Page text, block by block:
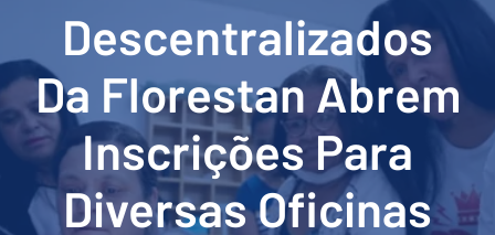
Descentralizados
Da Florestan Abrem
Inscrições Para
Diversas Oficinas